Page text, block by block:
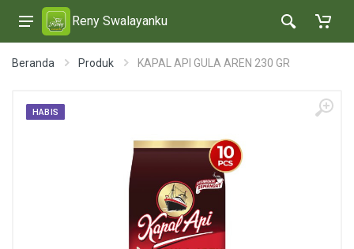
Reny Swalayanku
Beranda Produk KAPAL API GULA AREN 230 GR
HABIS